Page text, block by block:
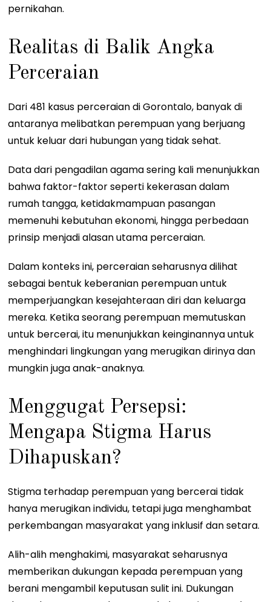
pernikahan.
Realitas di Balik Angka
Perceraian
Dari 481 kasus perceraian di Gorontalo, banyak di
antaranya melibatkan perempuan yang berjuang
untuk keluar dari hubungan yang tidak sehat.
Data dari pengadilan agama sering kali menunjukkan
bahwa faktor-faktor seperti kekerasan dalam
rumah tangga, ketidakmampuan pasangan
memenuhi kebutuhan ekonomi, hingga perbedaan
prinsip menjadi alasan utama perceraian.
Dalam konteks ini, perceraian seharusnya dilihat
sebagai bentuk keberanian perempuan untuk
memperjuangkan kesejahteraan diri dan keluarga
mereka. Ketika seorang perempuan memutuskan
untuk bercerai, itu menunjukkan keinginannya untuk
menghindari lingkungan yang merugikan dirinya dan
mungkin juga anak-anaknya.
Menggugat Persepsi:
Mengapa Stigma Harus
Dihapuskan?
Stigma terhadap perempuan yang bercerai tidak
hanya merugikan individu, tetapi juga menghambat
perkembangan masyarakat yang inklusif dan setara.
Alih-alih menghakimi, masyarakat seharusnya
memberikan dukungan kepada perempuan yang
berani mengambil keputusan sulit ini. Dukungan